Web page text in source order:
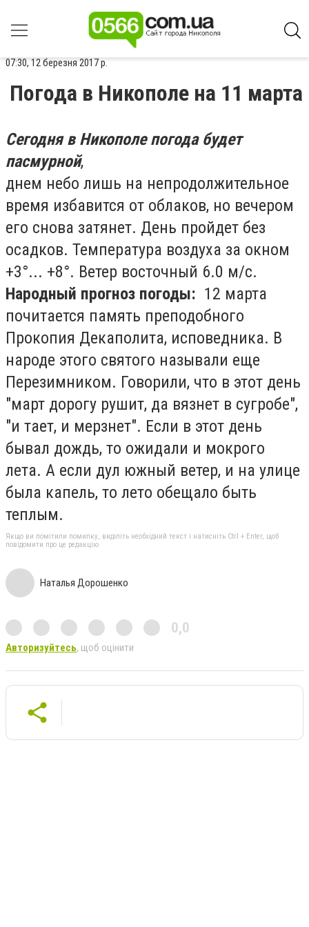
07:30, 12 березня 2017 р.
Погода в Никополе на 11 марта
Сегодня в Никополе погода будет
пасмурной,
днем небо лишь на непродолжительное
время избавится от облаков, но вечером
его снова затянет. День пройдет без
осадков. Температура воздуха за окном
+3°... +8°. Ветер восточный 6.0 м/с.
Народный прогноз погоды: 12 марта
почитается память преподобного
Прокопия Декаполита, исповедника. В
народе этого святого называли еще
Перезимником. Говорили, что в этот день
"март дорогу рушит, да вязнет в сугробе",
"и тает, и мерзнет". Если в этот день
бывал дождь, то ожидали и мокрого
лета. А если дул южный ветер, и на улице
была капель, то лето обещало быть
теплым.
Якщо ви помітили помилку, виділіть необхідний текст і натисніть Ctrl + Enter, щоб
повідомити про це редакцію
Наталья Дорошенко
0,0
Авторизуйтесь, щоб оцінити